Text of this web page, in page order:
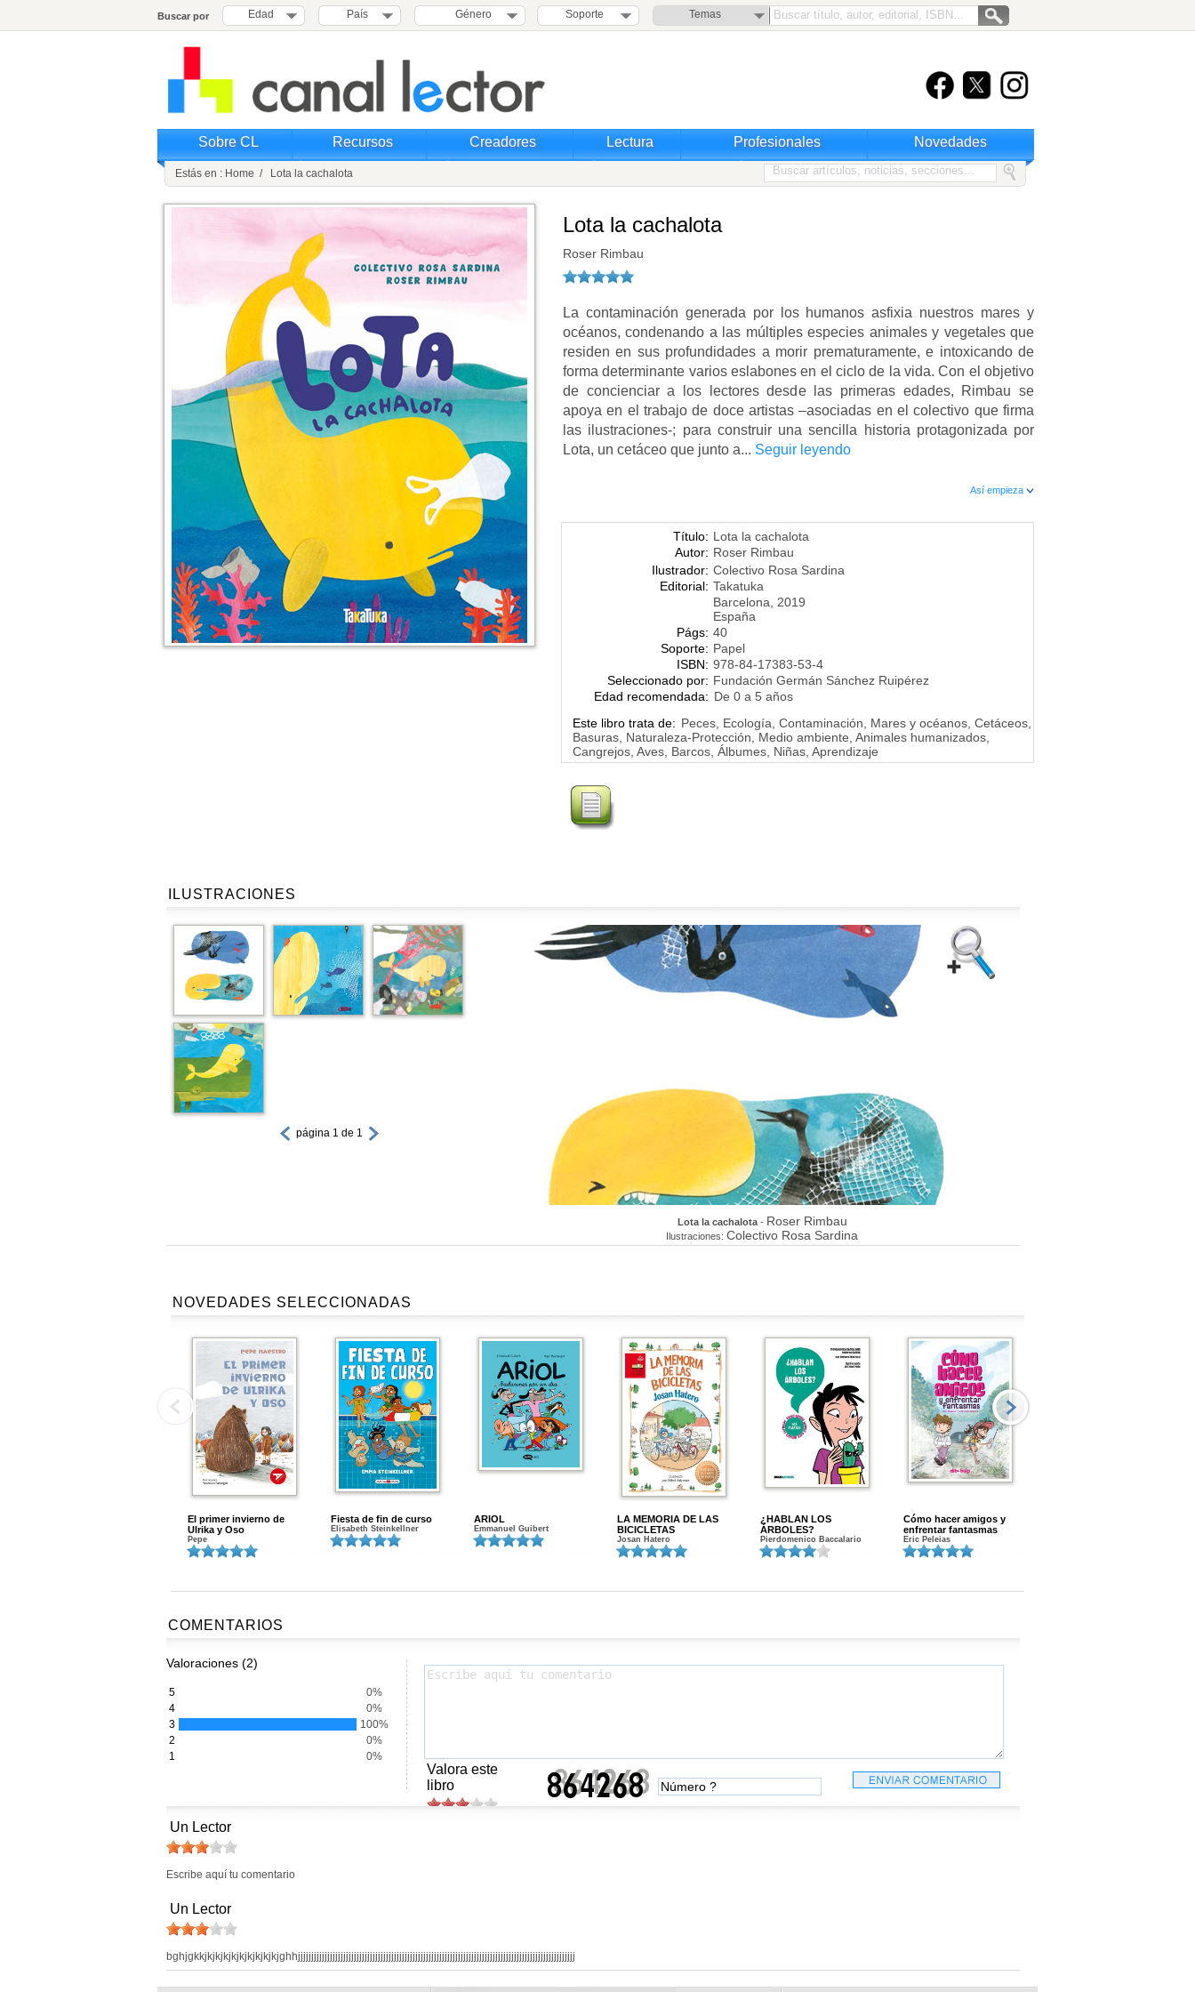
Buscar por Edad País Género Soporte Temas
Sobre CL Recursos Creadores Lectura Profesionales Novedades
Estás en : Home / Lota la cachalota
Lota la cachalota
Roser Rimbau
La contaminación generada por los humanos asfixia nuestros mares y
océanos, condenando a las múltiples especies animales y vegetales que
residen en sus profundidades a morir prematuramente, e intoxicando de
forma determinante varios eslabones en el ciclo de la vida. Con el objetivo
de concienciar a los lectores desde las primeras edades, Rimbau se
apoya en el trabajo de doce artistas –asociadas en el colectivo que firma
las ilustraciones-; para construir una sencilla historia protagonizada por
Lota, un cetáceo que junto a... Seguir leyendo
Así empieza
Título: Lota la cachalota
Autor: Roser Rimbau
Ilustrador: Colectivo Rosa Sardina
Editorial: Takatuka
Barcelona, 2019
España
Págs: 40
Soporte: Papel
ISBN: 978-84-17383-53-4
Seleccionado por: Fundación Germán Sánchez Ruipérez
Edad recomendada: De 0 a 5 años
Este libro trata de: Peces, Ecología, Contaminación, Mares y océanos, Cetáceos,
Basuras, Naturaleza-Protección, Medio ambiente, Animales humanizados,
Cangrejos, Aves, Barcos, Álbumes, Niñas, Aprendizaje
ILUSTRACIONES
página 1 de 1
Lota la cachalota- Roser Rimbau
Ilustraciones: Colectivo Rosa Sardina
NOVEDADES SELECCIONADAS
El primer invierno de
Ulrika y Oso
Pepe
Fiesta de fin de curso
Elisabeth Steinkellner
ARIOL
Emmanuel Guibert
LA MEMORIA DE LAS
BICICLETAS
Josan Hatero
¿HABLAN LOS
ÁRBOLES?
Pierdomenico Baccalario
Cómo hacer amigos y
enfrentar fantasmas
Eric Peleias
COMENTARIOS
Valoraciones (2)
5
0%
4
0%
3
100%
2
0%
1
0%
Valora este
libro
Un Lector
Escribe aquí tu comentario
Un Lector
bghjgkkjkjkjkjkjkjkjkjkjkjghhjjjjjjjjjjjjjjjjjjjjjjjjjjjjjjjjjjjjjjjjjjjjjjjjjjjjjjjjjjjjjjjjjjjjjjjjjjjjjjjjjjjjjjjjjjjjjjjjjjjjjjjj